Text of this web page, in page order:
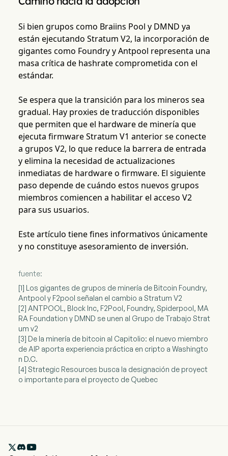
Si bien grupos como Braiins Pool y DMND ya
están ejecutando Stratum V2, la incorporación de
gigantes como Foundry y Antpool representa una
masa crítica de hashrate comprometida con el
estándar.
Se espera que la transición para los mineros sea
gradual. Hay proxies de traducción disponibles
que permiten que el hardware de minería que
ejecuta firmware Stratum V1 anterior se conecte
a grupos V2, lo que reduce la barrera de entrada
y elimina la necesidad de actualizaciones
inmediatas de hardware o firmware. El siguiente
paso depende de cuándo estos nuevos grupos
miembros comiencen a habilitar el acceso V2
para sus usuarios.
Este artículo tiene fines informativos únicamente
y no constituye asesoramiento de inversión.
fuente:
[1] Los gigantes de grupos de minería de Bitcoin Foundry,
Antpool y F2pool señalan el cambio a Stratum V2
[2] ANTPOOL, Block Inc, F2Pool, Foundry, Spiderpool, MA
RA Foundation y DMND se unen al Grupo de Trabajo Strat
um v2
[3] De la minería de bitcoin al Capitolio: el nuevo miembro
de AIP aporta experiencia práctica en cripto a Washingto
n D.C.
[4] Strategic Resources busca la designación de proyect
o importante para el proyecto de Quebec
